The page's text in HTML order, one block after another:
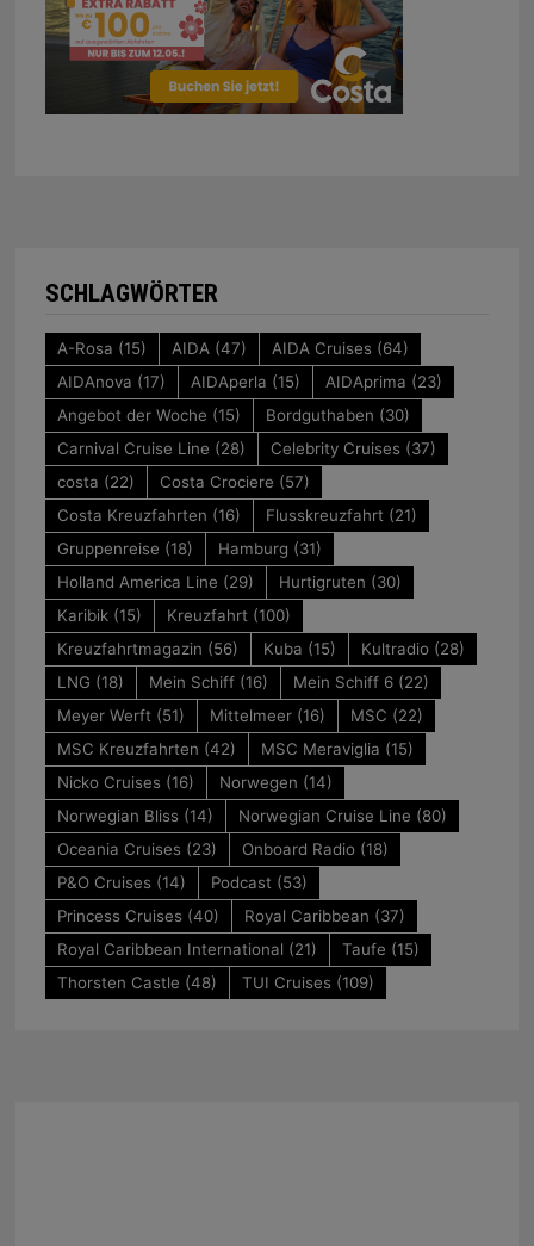
SCHLAGWÖRTER
A-Rosa (15) AIDA (47) AIDA Cruises (64)
AIDAnova (17) AIDAperla (15) AIDAprima (23)
Angebot der Woche (15) Bordguthaben (30)
Carnival Cruise Line (28) Celebrity Cruises (37)
costa (22) Costa Crociere (57)
Costa Kreuzfahrten (16) Flusskreuzfahrt (21)
Gruppenreise (18) Hamburg (31)
Holland America Line (29) Hurtigruten (30)
Karibik(15) Kreuzfahrt (100)
Kreuzfahrtmagazin (56) Kuba (15) Kultradio(28)
LNG (18) Mein Schiff(16) Mein Schiff 6(22)
Meyer Werft (51) Mittelmeer(16) MSC (22)
MSC Kreuzfahrten (42) MSC Meraviglia (15)
Nicko Cruises (16) Norwegen (14)
Norwegian Bliss (14) Norwegian Cruise Line (80)
Oceania Cruises (23) Onboard Radio(18)
P&O Cruises (14) Podcast (53)
Princess Cruises (40) Royal Caribbean (37)
Royal Caribbean International (21) Taufe (15)
Thorsten Castle (48) TUI Cruises (109)